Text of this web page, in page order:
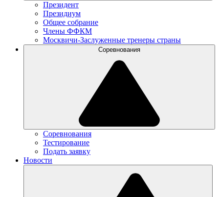
Президент
Президиум
Общее собрание
Члены ФФКМ
Москвичи-Заслуженные тренеры страны
Соревнования
Соревнования
Тестирование
Подать заявку
Новости